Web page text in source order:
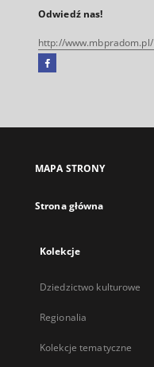
Odwiedź nas!
http://www.mbpradom.pl/
Facebook
się
karcie
MAPA STRONY
Strona główna
Kolekcje
Dziedzictwo kulturowe
Regionalia
Kolekcje tematyczne